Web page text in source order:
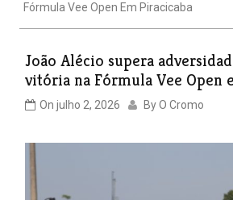
Fórmula Vee Open Em Piracicaba
João Alécio supera
vitória na Fórmula Vee Open
On julho 2, 2026 ByO Cromo